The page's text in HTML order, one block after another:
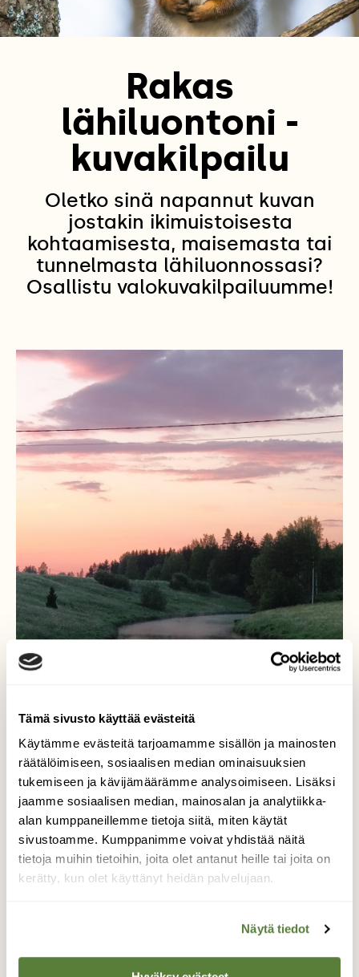
Tämä sivusto käyttää evästeitä
Käytämme evästeitä tarjoamamme sisällön ja mainosten
räätälöimiseen, sosiaalisen median ominaisuuksien
tukemiseen ja kävijämäärämme analysoimiseen. Lisäksi
jaamme sosiaalisen median, mainosalan ja analytiikka-
alan kumppaneillemme tietoja siitä, miten käytät
sivustoamme. Kumppanimme voivat yhdistää näitä
tietoja muihin tietoihin, joita olet antanut heille tai joita on
kerätty, kun olet käyttänyt heidän palvelujaan.
Näytä tiedot
Rakas
lähiluontoni -
kuvakilpailu
Oletko sinä napannut kuvan
jostakin ikimuistoisesta
kohtaamisesta, maisemasta tai
tunnelmasta lähiluonnossasi?
Osallistu valokuvakilpailuumme!
Aurajoen